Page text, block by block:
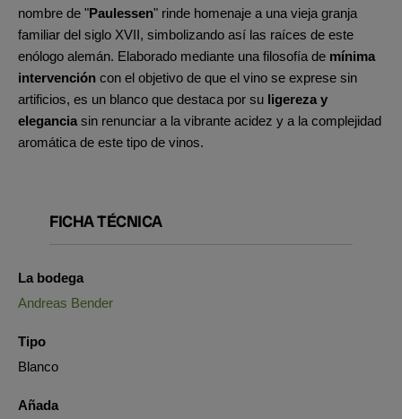
nombre de "Paulessen" rinde homenaje a una vieja granja
familiar del siglo XVII, simbolizando así las raíces de este
enólogo alemán. Elaborado mediante una filosofía de mínima
intervención con el objetivo de que el vino se exprese sin
artificios, es un blanco que destaca por su ligereza y
elegancia sin renunciar a la vibrante acidez y a la complejidad
aromática de este tipo de vinos.
FICHA TÉCNICA
La bodega
Andreas Bender
Tipo
Blanco
Añada